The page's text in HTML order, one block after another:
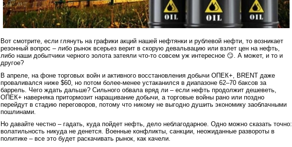
Вот смотрите, если глянуть на графики акций нашей нефтянки и рублевой нефти, то возникает
резонный вопрос – либо рынок всерьез верит в скорую девальвацию или взлет цен на нефть,
либо наши добытчики черного золота затеяли что-то совсем уж интересное 😏. А может, и то и
другое?
В апреле, на фоне торговых войн и активного восстановления добычи ОПЕК+, BRENT даже
проваливался ниже $60, но потом более-менее устаканился в диапазоне 62–70 баксов за
баррель. Чего ждать дальше? Сильного обвала вряд ли – если нефть продолжит дешеветь,
ОПЕК+ наверняка притормозит наращивание добычи, а торговые войны рано или поздно
перейдут в стадию переговоров, потому что никому не выгодно душить экономику заоблачными
пошлинами.
Но давайте честно – гадать, куда пойдет нефть, дело неблагодарное. Одно можно сказать точно:
волатильность никуда не денется. Военные конфликты, санкции, неожиданные развороты в
политике – все это будет раскачивать рынок, как качели.